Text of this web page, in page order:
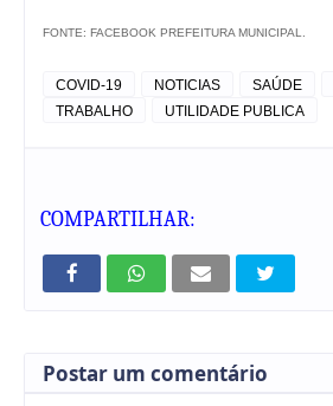
FONTE: FACEBOOK PREFEITURA MUNICIPAL.
COVID-19 NOTICIAS SAÚDE
TRABALHO
UTILIDADE PUBLICA
COMPARTILHAR:
Postar um comentário